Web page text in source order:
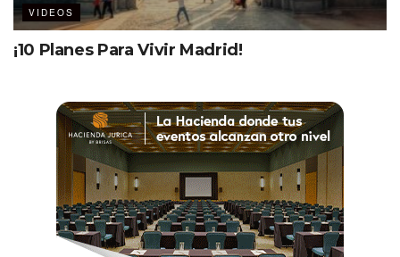
VIDEOS
¡10 Planes Para Vivir Madrid!